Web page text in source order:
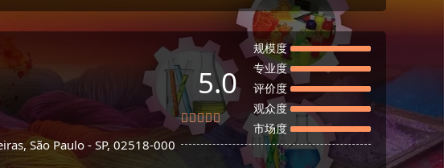
São Paulo - SP, 02518-000
5.0
规模度
专业度
评价度
观众度
市场度